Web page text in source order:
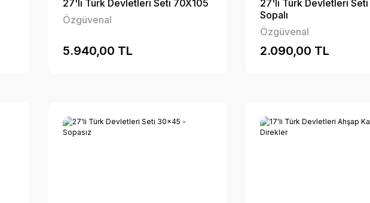
27'li Türk Devletleri Seti 70X105
Özgüvenal
5.940,00 TL
27'li Türk Devletleri
Sopalı
Özgüvenal
2.090,00 TL